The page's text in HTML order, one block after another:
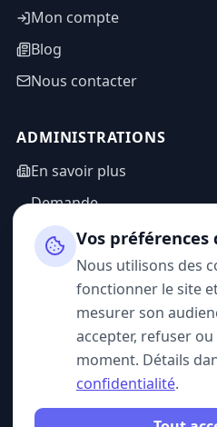
Mon compte
Blog
Nous contacter
ADMINISTRATIONS
En savoir plus
Demande
d'information
Espace admin
SUIVEZ-NOUS
Vos préférences
Nous utilisons des
fonctionner le site
mesurer son
accepter, refuser
moment. Détails
confidentialité.